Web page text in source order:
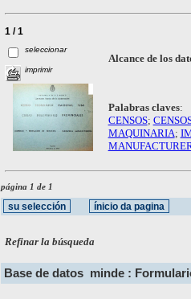
1 / 1
seleccionar
imprimir
Alcance de los
Palabras claves:
CENSOS;
MAQUINARIA;
página 1 de 1
Refinar la búsqueda
Base de datos minde :